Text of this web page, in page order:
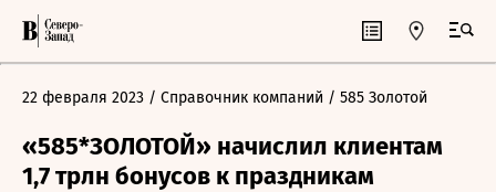
22 февраля 2023 / Справочник компаний / 585 Золотой
«585*ЗОЛОТОЙ» начислил клиентам
1,7 трлн бонусов к праздникам